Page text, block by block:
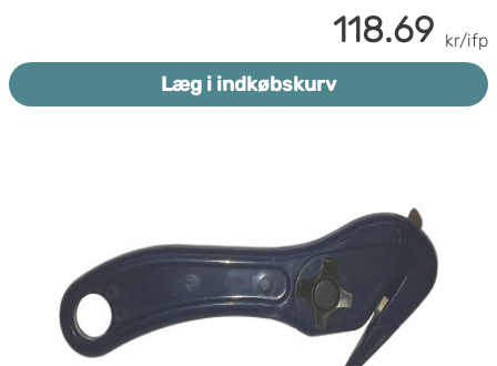
118.69 kr/ifp
Læg i indkøbskurv